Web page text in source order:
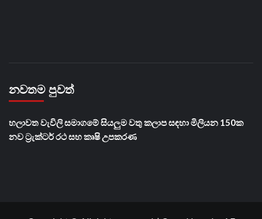
නවතම පුවත්
හලාවත වැවිලි සමාගමේ සියලුම වතු කලාප සඳහා මිලියන 150ක
නව ට්‍රැක්ටර් රථ සහ කෘෂි උපකරණ